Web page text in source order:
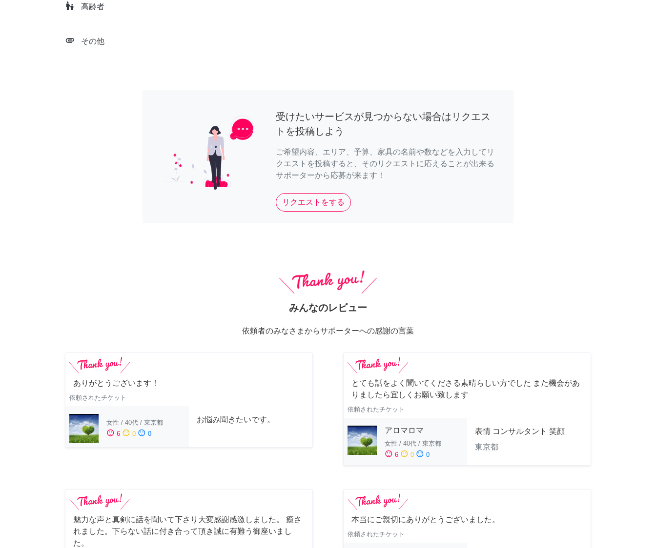
escalator_warning 高齢者
attachment その他
受けたいサービスが見つからない場合はリクエス
トを投稿しよう
ご希望内容、エリア、予算、家具の名前や数などを入力してリ
クエストを投稿すると、そのリクエストに応えることが出来る
サポーターから応募が来ます！
リクエストをする
みんなのレビュー
依頼者のみなさまからサポーターへの感謝の言葉
ありがとうございます！
依頼されたチケット
女性 / 40代 / 東京都
sentiment_satisfied 6 sentiment_neutral 0 sentiment_dissatisfied 0
お悩み聞きたいです。
とても話をよく聞いてくださる素晴らしい方でした また機会があ
りましたら宜しくお願い致します
依頼されたチケット
アロマロマ
女性 / 40代 / 東京都
sentiment_satisfied 6 sentiment_neutral 0 sentiment_dissatisfied 0
表情 コンサルタント 笑顔
東京都
魅力な声と真剣に話を聞いて下さり大変感謝感激しました。 癒さ
れました。下らない話に付き合って頂き誠に有難う御座いまし
た。
本当にご親切にありがとうございました。
依頼されたチケット